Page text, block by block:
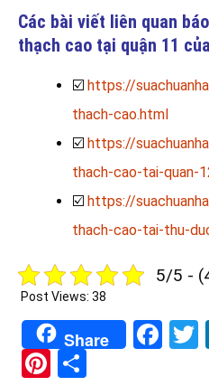
Các bài viết liên quan
thạch cao tại quận 11
☑️ https://
thach-cao.html
☑️ https://
thach-cao-tai-quan-
☑️ https://
thach-cao-tai-thu-
5/5 -
Post Views: 38
Share
Pinterest